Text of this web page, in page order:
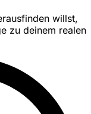
willst,
zu deinem realen